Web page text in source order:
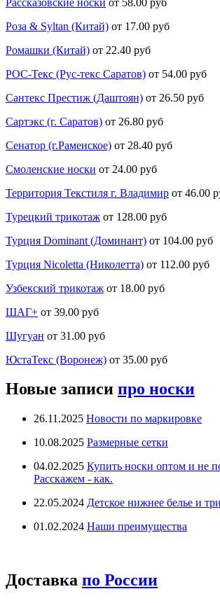
Роза & Syltan (Китай) от 17.00 руб
Ромашки (Китай) от 22.40 руб
РОС-Текс (Рус-текс Саратов) от 54.00 руб
Сантекс Престиж (Даштоян) от 26.50 руб
Сартэкс (г. Саратов) от 26.80 руб
Сенатор (г.Раменское) от 28.40 руб
Смоленские носки от 24.00 руб
Территория Текстиля г. Владимир от 46.00
Турецкий трикотаж от 128.00 руб
Турция Dominant (Доминант) от 104.00 руб
Турция Nicoletta (Николетта) от 112.00 руб
Узбекский трикотаж от 18.00 руб
ШАГ+ от 39.00 руб
Шугуан от 31.00 руб
ЮстаТекс (Воронеж) от 35.00 руб
Новые записи про носки
26.11.2025 Новости по маркировке
10.08.2025 Размерные сетки
04.02.2025 Купить носки оптом и не
Расскажем - как.
22.05.2024 Детское нижнее белье и
01.02.2024 Наши преимущества
Доставка по России